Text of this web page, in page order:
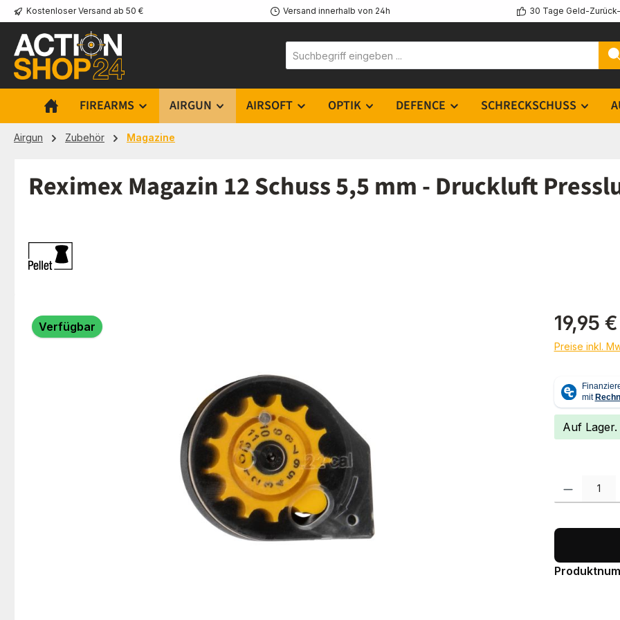
Hauptinhalt springen
Zur Suche springen
Zur Hauptnavigation springen
Kostenloser Versand ab 50 € Versand innerhalb von 24h 30 Tage Geld-
FIREARMS AIRGUN AIRSOFT OPTIK DEFENCE SCHRECKSCHUSS
Airgun Zubehör Magazine
Reximex Magazin 12 Schuss 5,5 mm - Druckluft
Bildergalerie überspringen
Verfügbar
Regulärer
19,95 €
Preise inkl.
Auf
Produkt